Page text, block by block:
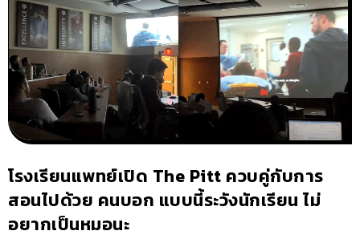
โรงเรียนแพทย์เปิด The Pitt ควบคู่กับการ
สอนไปด้วย คนบอก แบบนี้ระวังนักเรียน ไม่
อยากเป็นหมอนะ